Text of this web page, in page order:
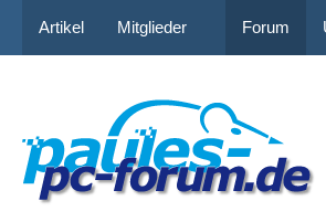
Artikel Mitglieder Forum